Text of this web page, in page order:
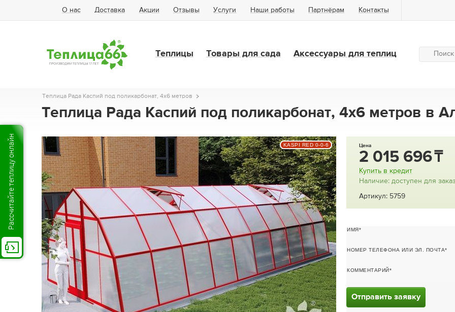
О нас Доставка Акции Отзывы Услуги Наши работы Партнёрам Контакты
Теплицы Товары для сада Аксессуары для теплиц
Теплица Рада Каспий под поликарбонат, 4х6 метров
Теплица Рада Каспий под поликарбонат, 4х6 метров в
KASPI RED 0-0-6 Цена
2 015 696
Купить в кредит
Наличие: доступен для
Артикул: 5759
ИМЯ
НОМЕР ТЕЛЕФОНА ИЛИ ЭЛ. ПОЧТА
КОММЕНТАРИЙ
Отправить заявку
Рассчитайте теплицу онлайн